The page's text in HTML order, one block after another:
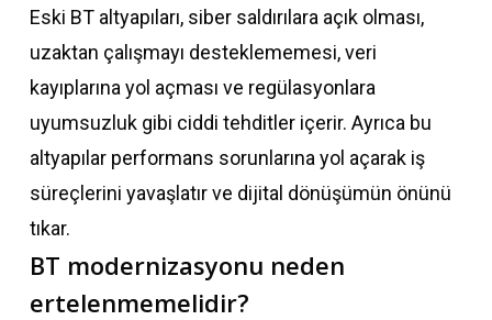
Eski BT altyapıları, siber saldırılara açık olması,
uzaktan çalışmayı desteklememesi, veri
kayıplarına yol açması ve regülasyonlara
uyumsuzluk gibi ciddi tehditler içerir. Ayrıca bu
altyapılar performans sorunlarına yol açarak iş
süreçlerini yavaşlatır ve dijital dönüşümün önünü
tıkar.
BT modernizasyonu neden
ertelenmemelidir?